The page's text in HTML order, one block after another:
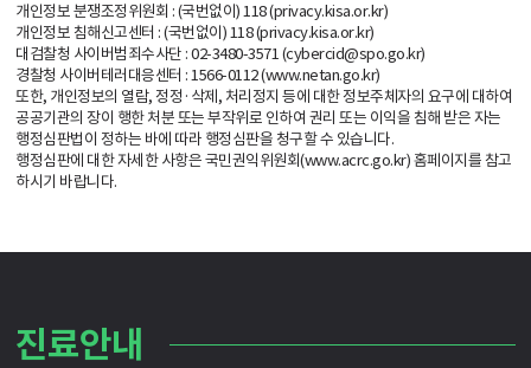
개인정보 분쟁조정위원회 : (국번없이) 118 (privacy.kisa.or.kr)
개인정보 침해신고센터 : (국번없이) 118 (privacy.kisa.or.kr)
대검찰청 사이버범죄수사단 : 02-3480-3571 (cybercid@spo.go.kr)
경찰청 사이버테러대응센터 : 1566-0112 (www.netan.go.kr)
또한, 개인정보의 열람, 정정·삭제, 처리정지 등에 대한 정보주체자의 요구에 대하여
공공기관의 장이 행한 처분 또는 부작위로 인하여 권리 또는 이익을 침해 받은 자는
행정심판법이 정하는 바에 따라 행정심판을 청구할 수 있습니다.
행정심판에 대한 자세한 사항은 국민권익위원회(www.acrc.go.kr) 홈페이지를 참고
하시기 바랍니다.
진료안내